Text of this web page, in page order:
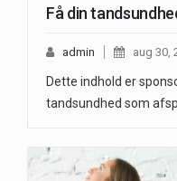
Få din
admin aug 30,
Dette indhold er
tandsundhed som